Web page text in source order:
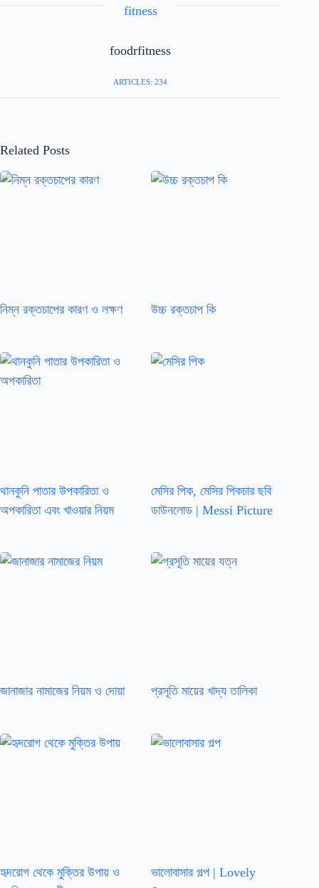
foodrfitness
ARTICLES: 234
Related Posts
নিম্ন রক্তচাপের কারণ ও লক্ষণ উচ্চ রক্তচাপ কি
থানকুনি পাতার উপকারিতা ও
অপকারিতা এবং খাওয়ার নিয়ম
মেসির পিক, মেসির পিকচার ছবি
ডাউনলোড | Messi Picture
জানাজার নামাজের নিয়ম ও দোয়া প্রসূতি মায়ের খাদ্য তালিকা
হৃদরোগ থেকে মুক্তির উপায় ও
ভালোবাসার গল্প | Lovely